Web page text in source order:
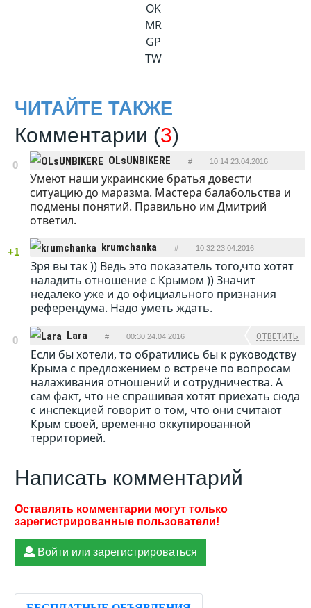
OK
MR
GP
TW
ЧИТАЙТЕ ТАКЖЕ
Комментарии (3)
0 OLsUNBIKERE # 10:14 23.04.2016
Умеют наши украинские братья довести
ситуацию до маразма. Мастера балабольства и
подмены понятий. Правильно им Дмитрий
ответил.
+1 krumchanka # 10:32 23.04.2016
ОТВЕТИТЬ
Зря вы так )) Ведь это показатель того,что хотят
наладить отношение с Крымом )) Значит
недалеко уже и до официального признания
референдума. Надо уметь ждать.
0 Lara # 00:30 24.04.2016 ОТВЕТИТЬ
Если бы хотели, то обратились бы к руководству
Крыма с предложением о встрече по вопросам
налаживания отношений и сотрудничества. А
сам факт, что не спрашивая хотят приехать сюда
с инспекцией говорит о том, что они считают
Крым своей, временно оккупированной
территорией.
Написать комментарий
Войти или зарегистрироваться